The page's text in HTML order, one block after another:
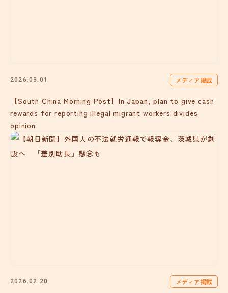
2026.03.01 メディア掲載
【South China Morning Post】In Japan, plan to give cash
rewards for reporting illegal migrant workers divides
opinion
2026.02.20 メディア掲載